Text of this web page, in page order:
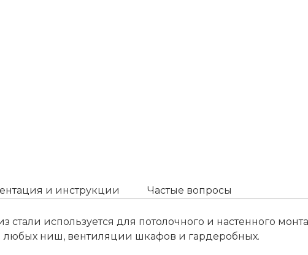
и инструкции Частые вопросы
стали используется для потолочного и настенного
ниш, вентиляции шкафов и гардеробных.